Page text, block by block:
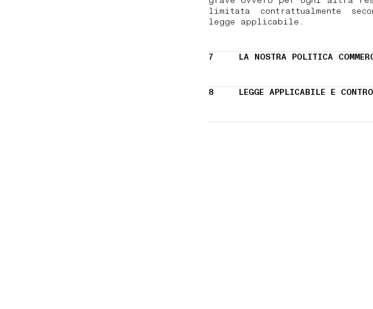
limitata contrattualmente
legge applicabile.
7 LA NOSTRA POLITICA
8 LEGGE APPLICABILE E